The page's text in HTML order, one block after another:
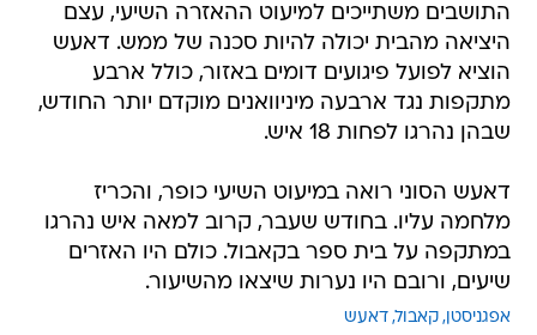
התושבים משתייכים למיעוט ההאזרה השיעי, עצם
היציאה מהבית יכולה להיות סכנה של ממש. דאעש
הוציא לפועל פיגועים דומים באזור, כולל ארבע
מתקפות נגד ארבעה מיניוואנים מוקדם יותר החודש,
שבהן נהרגו לפחות 18 איש.
דאעש הסוני רואה במיעוט השיעי כופר, והכריז
מלחמה עליו. בחודש שעבר, קרוב למאה איש נהרגו
במתקפה על בית ספר בקאבול. כולם היו האזרים
שיעים, ורובם היו נערות שיצאו מהשיעור.
אפגניסטן קאבול דאעש